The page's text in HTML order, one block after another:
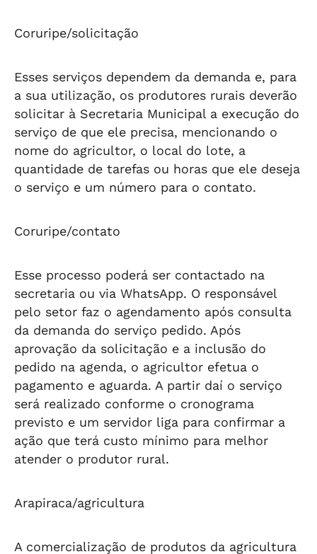
Coruripe/solicitação
Esses serviços dependem da demanda e, para
a sua utilização, os produtores rurais deverão
solicitar à Secretaria Municipal a execução do
serviço de que ele precisa, mencionando o
nome do agricultor, o local do lote, a
quantidade de tarefas ou horas que ele deseja
o serviço e um número para o contato.
Coruripe/contato
Esse processo poderá ser contactado na
secretaria ou via WhatsApp. O responsável
pelo setor faz o agendamento após consulta
da demanda do serviço pedido. Após
aprovação da solicitação e a inclusão do
pedido na agenda, o agricultor efetua o
pagamento e aguarda. A partir daí o serviço
será realizado conforme o cronograma
previsto e um servidor liga para confirmar a
ação que terá custo mínimo para melhor
atender o produtor rural.
Arapiraca/agricultura
A comercialização de produtos da agricultura